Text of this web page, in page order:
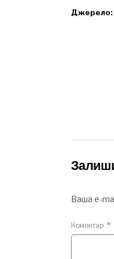
Джерело:
Ваша e-
Коментар *